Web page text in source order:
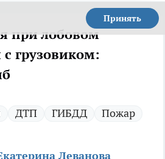
Принять
при лобовом
грузовиком:
ДТП ГИБДД Пожар
Леванова